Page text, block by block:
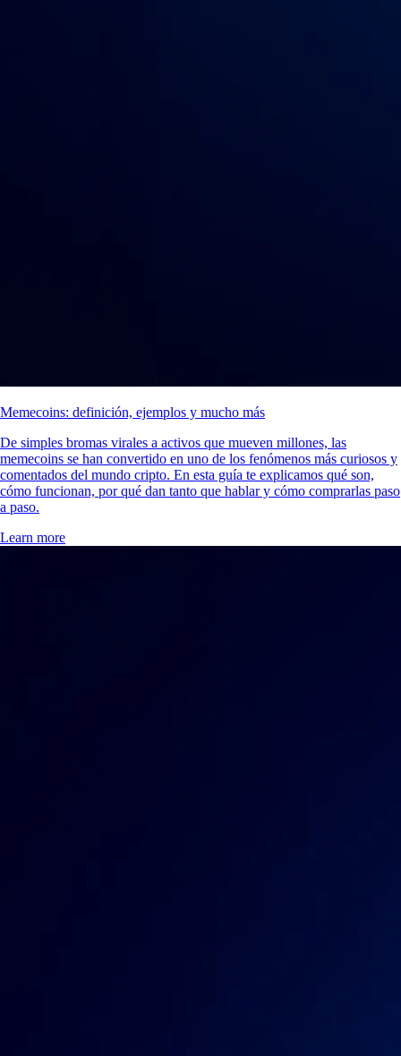
Memecoins: definición, ejemplos y mucho más
De simples bromas virales a activos que mueven millones, las
memecoins se han convertido en uno de los fenómenos más curiosos y
comentados del mundo cripto. En esta guía te explicamos qué son,
cómo funcionan, por qué dan tanto que hablar y cómo comprarlas paso
a paso.
Learn more